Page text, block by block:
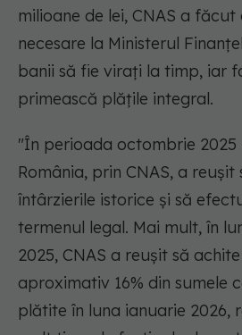
milioane de lei, CNAS a
necesare la Ministerul
banii să fie virați la timp, iar
primească plățile integral.
"În perioada octombrie 2025
România, prin CNAS, a reușit
întârzierile istorice și să
termenul legal. Mai mult, în
2025, CNAS a reușit să
aproximativ 16% din sumele
plătite în luna ianuarie 2026,